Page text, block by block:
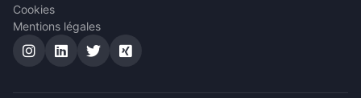
Cookies
Mentions légales